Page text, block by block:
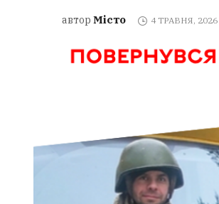
автор Місто 4 ТРАВНЯ, 2026